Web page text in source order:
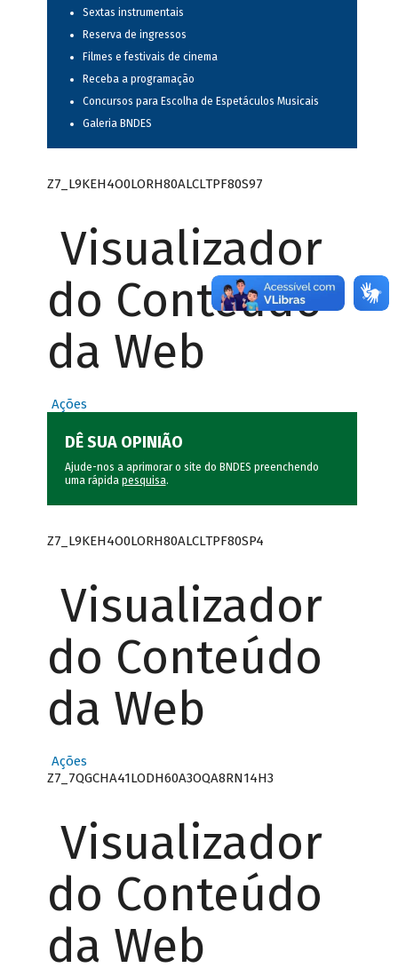
Sextas instrumentais
Reserva de ingressos
Filmes e festivais de cinema
Receba a programação
Concursos para Escolha de Espetáculos Musicais
Galeria BNDES
Z7_L9KEH4O0LORH80ALCLTPF80S97
Visualizador
do Conteúdo
da Web
Ações
DÊ SUA OPINIÃO
Ajude-nos a aprimorar o site do BNDES preenchendo
uma rápida pesquisa.
Z7_L9KEH4O0LORH80ALCLTPF80SP4
Visualizador
do Conteúdo
da Web
Ações
Z7_7QGCHA41LODH60A3OQA8RN14H3
Visualizador
do Conteúdo
da Web